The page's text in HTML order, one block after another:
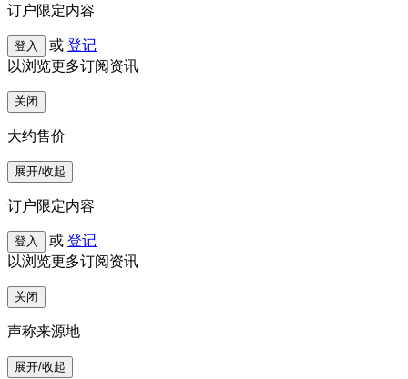
订户限定内容
登入 或 登记
以浏览更多订阅资讯
关闭
大约售价
展开/收起
订户限定内容
登入 或 登记
以浏览更多订阅资讯
关闭
声称来源地
展开/收起